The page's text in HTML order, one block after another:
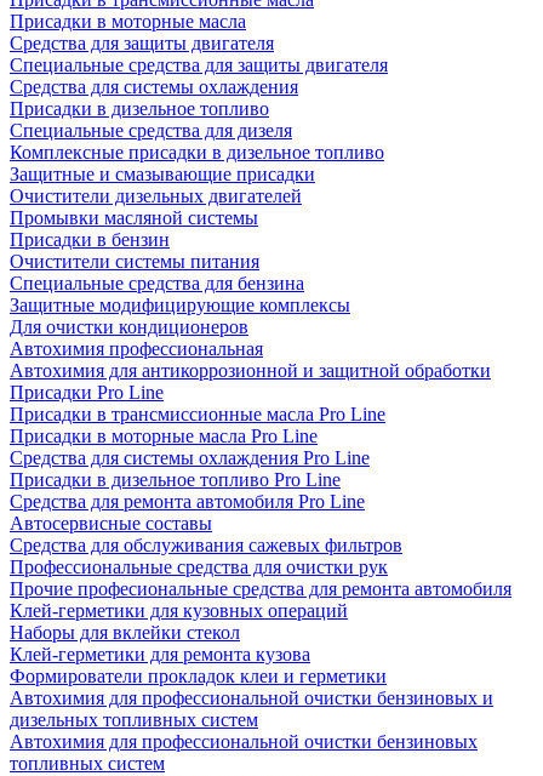
Присадки в моторные масла
Средства для защиты двигателя
Специальныe средства для защиты двигателя
Средства для системы охлаждения
Присадки в дизельное топливо
Спeциальные средства для дизеля
Комплексные присадки в дизельное топливо
Защитные и смазывающие присадки
Очистители дизельных двигателей
Промывки масляной системы
Присадки в бензин
Очистители системы питания
Специальные срeдства для бензина
Защитные модифицирующие комплексы
Для очистки кондиционеров
Автохимия профессиональная
Автохимия для антикоррозионной и защитной обработки
Присадки Pro Line
Присадки в трансмиссионные масла Pro Line
Присадки в моторные масла Pro Line
Средства для системы охлаждения Pro Line
Присадки в дизельное топливо Pro Line
Средства для ремонта автомобиля Pro Line
Автосервисные составы
Средства для обслуживания сажевых фильтров
Профессиональные средства для очистки рук
Прочие професиональные средства для ремонта автомобиля
Клей-герметики для кузовных операций
Наборы для вклейки стекол
Клей-герметики для ремонта кузова
Формирователи прокладок клеи и герметики
Автохимия для профессиональной очистки бензиновых и
дизельных топливных систем
Автохимия для профессиональной очистки бензиновых
топливных систем